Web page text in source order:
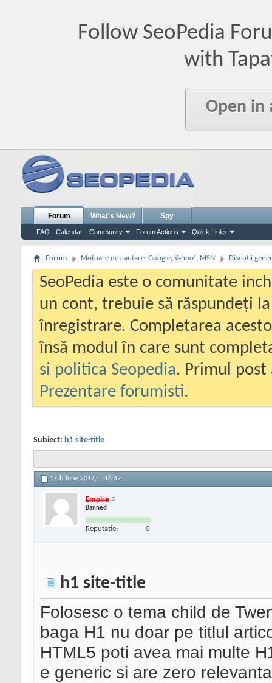
Follow SeoPedia
with
Open in
Forum
FAQ Calendar Community Forum Actions Quick Links
What's New? Spy
Forum Motoare de cautare. Google, Yahoo!, MSN Discutii
SeoPedia este o comunitate
un cont, trebuie să răspundeți
înregistrare. Completarea
însă modul în care sunt
si politica Seopedia. Primul
Prezentare forumisti.
Subiect: h1 site-title
17th June 2017, 18:32
Empire
Banned
Reputatie: 0
h1 site-title
Folosesc o tema child de
baga H1 nu doar pe titlul
HTML5 poti avea mai multe
e generic si are zero